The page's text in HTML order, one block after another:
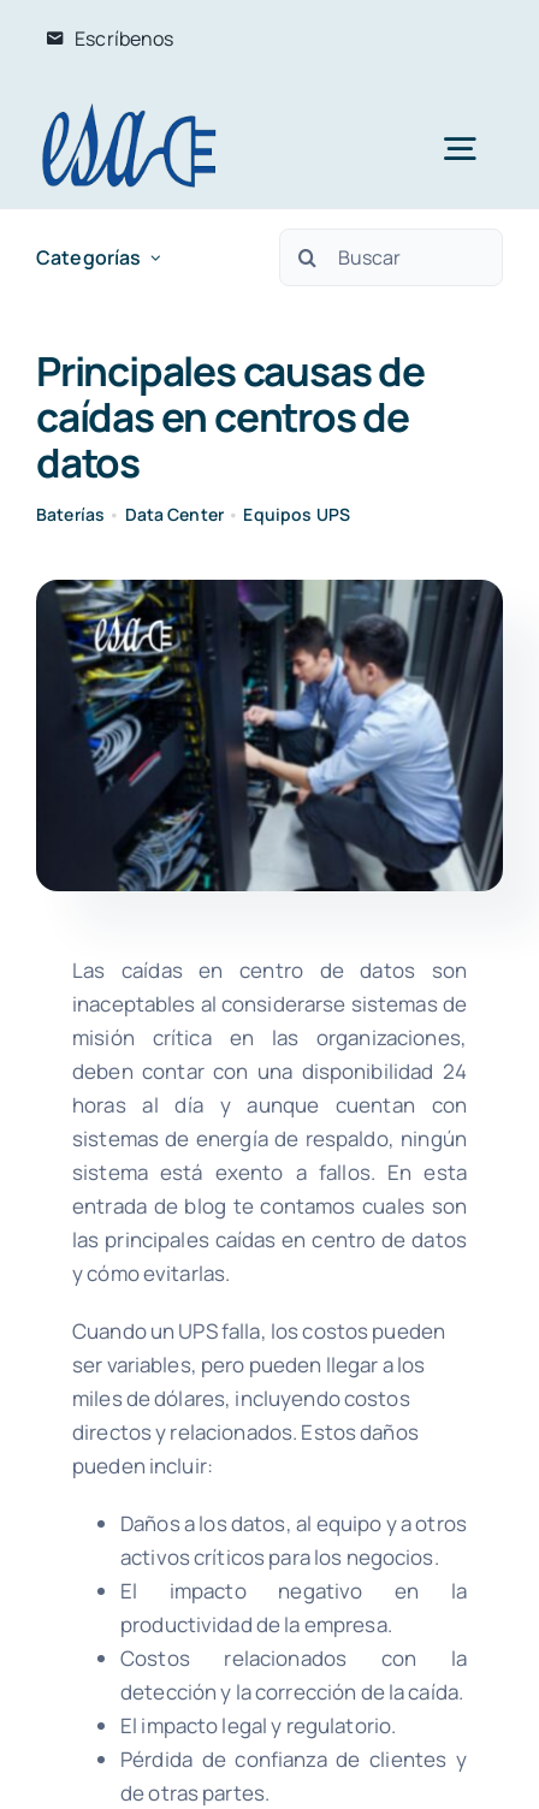
Escríbenos
Mantenimiento Preventivo
Mantenimiento Correctivo
Suministro de Equipos
Productos
UPS – No breaks
Baterías para UPS
Nosotros
Noticias
Contacto
Search
Categorías
Search
Principales causas de
caídas en centros de
datos
Baterías • Data Center • Equipos UPS
Las caídas en centro de datos son
inaceptables al considerarse sistemas de
misión crítica en las organizaciones,
deben contar con una disponibilidad 24
horas al día y aunque cuentan con
sistemas de energía de respaldo, ningún
sistema está exento a fallos. En esta
entrada de blog te contamos cuales son
las principales caídas en centro de datos
y cómo evitarlas.
Cuando un UPS falla, los costos pueden
ser variables, pero pueden llegar a los
miles de dólares, incluyendo costos
directos y relacionados. Estos daños
pueden incluir:
Daños a los datos, al equipo y a otros
activos críticos para los negocios.
El impacto negativo en la
productividad de la empresa.
Costos relacionados con la
detección y la corrección de la caída.
El impacto legal y regulatorio.
Pérdida de confianza de clientes y
de otras partes.